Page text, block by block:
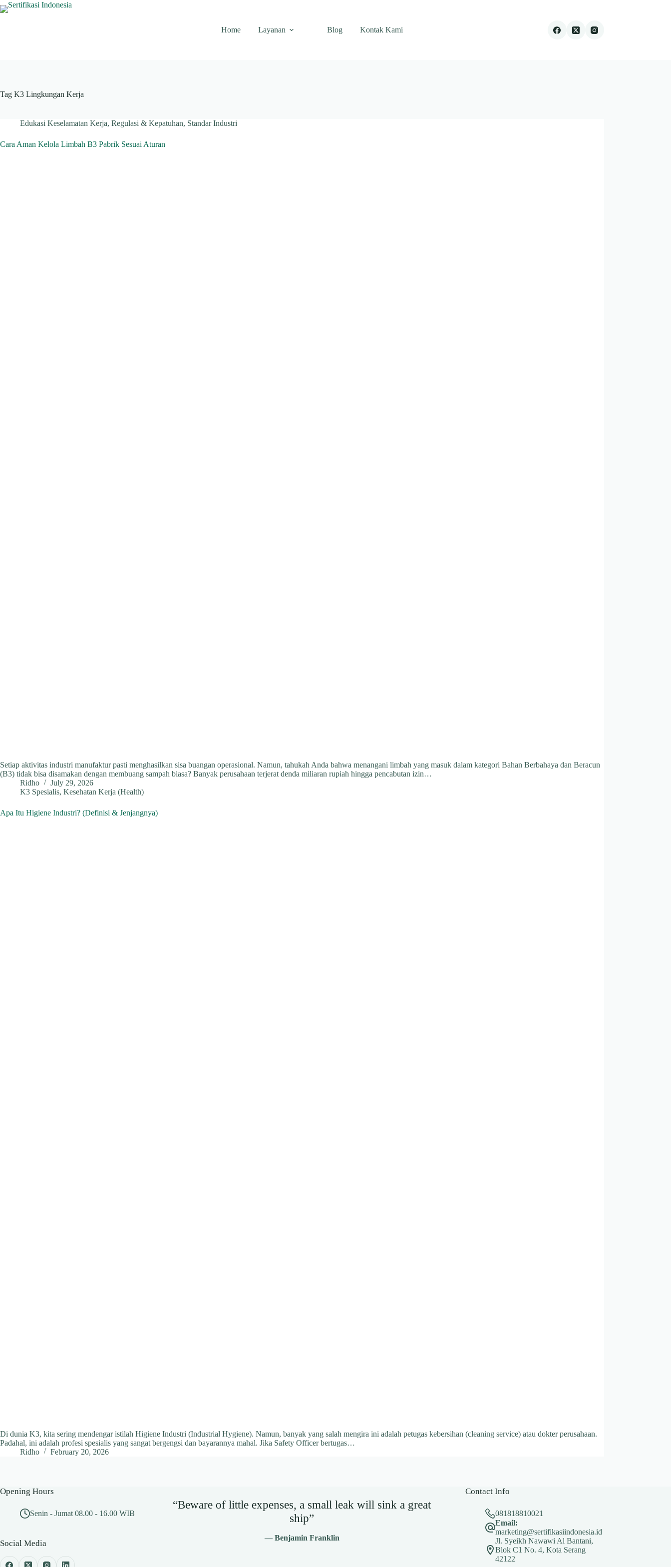
Skip
to
Home
Layanan Blog Kontak Kami
Tag K3 Lingkungan Kerja
Edukasi Keselamatan Kerja, Regulasi & Kepatuhan, Standar Industri
Cara Aman Kelola Limbah B3 Pabrik Sesuai Aturan
Setiap aktivitas industri manufaktur pasti menghasilkan sisa buangan operasional. Namun, tahukah Anda bahwa menangani limbah yang masuk dalam kategori Bahan Berbahaya dan Beracun
(B3) tidak bisa disamakan dengan membuang sampah biasa? Banyak perusahaan terjerat denda miliaran rupiah hingga pencabutan izin…
Ridho
July 29, 2026
K3 Spesialis, Kesehatan Kerja (Health)
Apa Itu Higiene Industri? (Definisi & Jenjangnya)
Di dunia K3, kita sering mendengar istilah Higiene Industri (Industrial Hygiene). Namun, banyak yang salah mengira ini adalah petugas kebersihan (cleaning service) atau dokter perusahaan.
Padahal, ini adalah profesi spesialis yang sangat bergengsi dan bayarannya mahal. Jika Safety Officer bertugas…
Ridho
February 20, 2026
Opening Hours
Senin - Jumat 08.00 - 16.00 WIB
Social Media
“Beware of little expenses, a small leak will sink a great
ship”
— Benjamin Franklin
Contact Info
081818810021
Email:
marketing@sertifikasiindonesia.id
Jl. Syeikh Nawawi Al Bantani,
Blok C1 No. 4, Kota Serang
42122